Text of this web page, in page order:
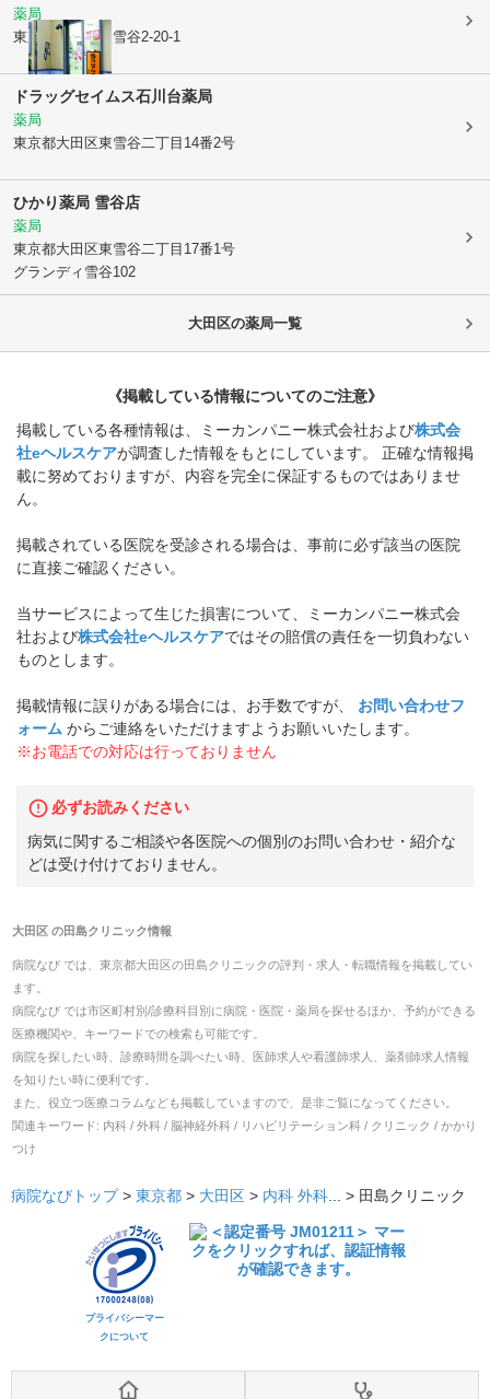
薬局
東京都大田区東雪谷2-20-1
ドラッグセイムス石川台薬局
薬局
東京都大田区東雪谷二丁目14番2号
ひかり薬局 雪谷店
薬局
東京都大田区東雪谷二丁目17番1号
グランディ雪谷102
大田区の薬局一覧
《掲載している情報についてのご注意》
掲載している各種情報は、ミーカンパニー株式会社および株式会
社eヘルスケアが調査した情報をもとにしています。 正確な情報掲
載に努めておりますが、内容を完全に保証するものではありませ
ん。
掲載されている医院を受診される場合は、事前に必ず該当の医院
に直接ご確認ください。
当サービスによって生じた損害について、ミーカンパニー株式会
社および株式会社eヘルスケアではその賠償の責任を一切負わない
ものとします。
掲載情報に誤りがある場合には、お手数ですが、
お問い合わせフ
ォーム からご連絡をいただけますようお願いいたします。
※お電話での対応は行っておりません
必ずお読みください
病気に関するご相談や各医院への個別のお問い合わせ・紹介な
どは受け付けておりません。
大田区の田島クリニック情報
病院なび では、 東京都大田区の田島クリニックの評判・求人・転職情報を掲載してい
ます。
病院なび では市区町村別/診療科目別に病院・医院・薬局を探せるほか、予約ができる
医療機関や、キーワードでの検索も可能です。
病院を探したい時、診療時間を調べたい時、医師求人や看護師求人、薬剤師求人情報
を知りたい時に便利です。
また、役立つ医療コラムなども掲載していますので、是非ご覧になってください。
関連キーワード: 内科 / 外科 / 脳神経外科 / リハビリテーション科 / クリニック / かかり
つけ
病院なびトップ > 東京都 > 大田区 > 内科 外科... > 田島クリニック
プライバシーマー
クについて